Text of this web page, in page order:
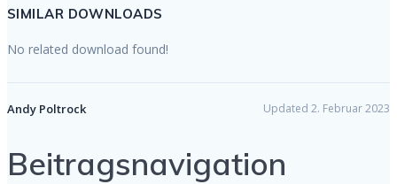
SIMILAR DOWNLOADS
No related download found!
Andy Poltrock Updated 2. Februar 2023
Beitragsnavigation